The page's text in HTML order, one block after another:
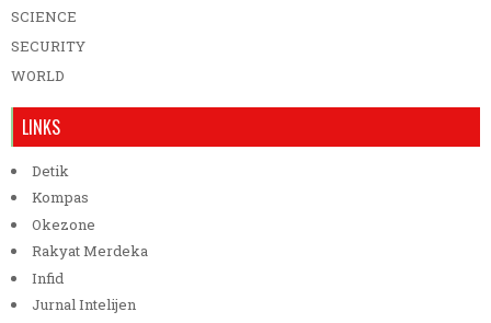
SCIENCE
SECURITY
WORLD
LINKS
Detik
Kompas
Okezone
Rakyat Merdeka
Infid
Jurnal Intelijen